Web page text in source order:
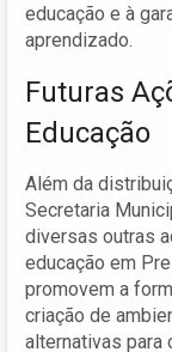
educação e à
aprendizado.
Futuras
Educação
Além da
Secretaria
diversas outras
educação em
promovem a
criação de
alternativas para